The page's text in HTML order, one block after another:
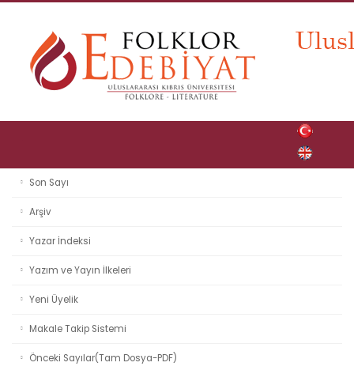
Son Sayı
Arşiv
Yazar İndeksi
Yazım ve Yayın İlkeleri
Yeni Üyelik
Makale Takip Sistemi
Önceki Sayılar(Tam Dosya-PDF)